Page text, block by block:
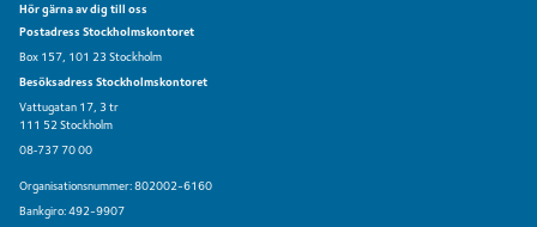
Hör gärna av dig till oss
Postadress Stockholmskontoret
Box 157, 101 23 Stockholm
Besöksadress Stockholmskontoret
Vattugatan 17, 3 tr
111 52 Stockholm
08‑737 70 00
Organisationsnummer: 802002-6160
Bankgiro: 492-9907